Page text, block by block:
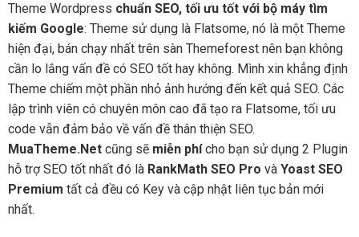
Theme Wordpress chuẩn SEO, tối ưu tốt với bộ máy tìm
kiếm Google: Theme sử dụng là Flatsome, nó là một Theme
hiện đại, bán chạy nhất trên sàn Themeforest nên bạn không
cần lo lắng vấn đề có SEO tốt hay không. Mình xin khẳng định
Theme chiếm một phần nhỏ ảnh hướng đến kết quả SEO. Các
lập trình viên có chuyên môn cao đã tạo ra Flatsome, tối ưu
code vẫn đảm bảo về vấn đề thân thiện SEO.
MuaTheme.Net cũng sẽ miễn phícho bạn sử dụng 2 Plugin
hỗ trợ SEO tốt nhất đó là RankMath SEO Pro và Yoast SEO
Premium tất cả đều có Key và cập nhật liên tục bản mới
nhất.